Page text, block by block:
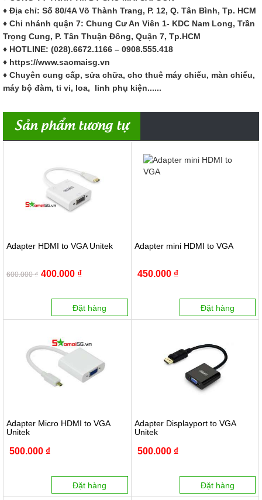
♦ Địa chỉ: Số 80/4A Võ Thành Trang, P. 12, Q. Tân Bình, Tp. HCM
♦ Chi nhánh quận 7: Chung Cư An Viên 1- KDC Nam Long, Trần
Trọng Cung, P. Tân Thuận Đông, Quận 7, Tp.HCM
♦ HOTLINE: (028).6672.1166 – 0908.555.418
♦ https://www.saomaisg.vn
♦ Chuyên cung cấp, sửa chữa, cho thuê máy chiếu, màn chiếu,
máy bộ đàm, ti vi, loa, linh phụ kiện......
Sản phẩm tương tự
Adapter HDMI to VGA Unitek
600.000 ₫ 400.000 ₫
Đặt hàng
Adapter mini HDMI to VGA
450.000 ₫
Đặt hàng
Adapter Micro HDMI to VGA
Unitek
500.000 ₫
Đặt hàng
Adapter Displayport to VGA
Unitek
500.000 ₫
Đặt hàng